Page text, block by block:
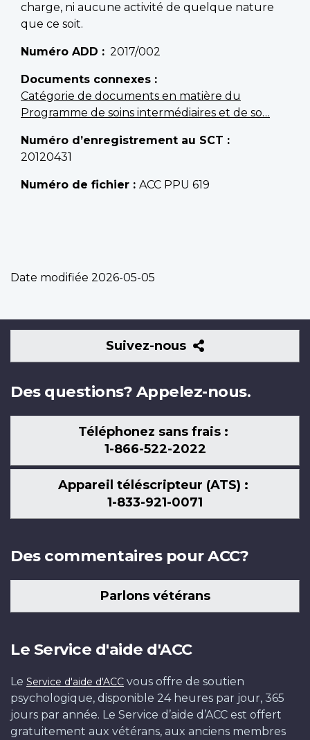
charge, ni aucune activité de quelque nature
que ce soit.
Numéro ADD 2017/002
Documents connexes
Catégorie de documents en matière du
Programme de soins intermédiaires et de so…
Numéro d’enregistrement au SCT
20120431
Numéro de fichier : ACC PPU 619
Date modifiée 2026-05-05
Suivez-nous
Suivez-
nous
Des questions? Appelez-nous.
Téléphonez sans frais :
1-866-522-2022
Appareil téléscripteur (ATS) :
1-833-921-0071
Des commentaires pour ACC?
Parlons vétérans
Le Service d'aide d'ACC
Le Service d'aide d'ACC vous offre de soutien
psychologique, disponible 24 heures par jour, 365
jours par année. Le Service d’aide d’ACC est offert
gratuitement aux vétérans, aux anciens membres